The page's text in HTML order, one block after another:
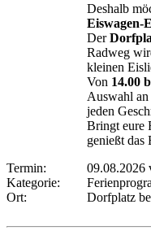
Deshalb
Eiswagen-
Der
Radweg
kleinen
Von 14.00
Auswahl an
jeden
Bringt eure
genießt das
Termin:
09.08.2026
Kategorie:
Ort:
Dorfplatz